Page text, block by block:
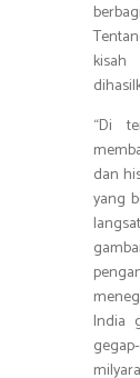
“Di
dan
yang
India